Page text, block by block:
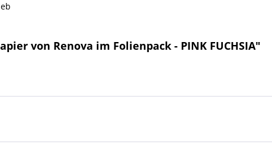
von Renova im Folienpack - PINK FUCHSIA"